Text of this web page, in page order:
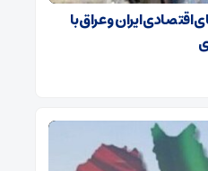
ایران و عراق با